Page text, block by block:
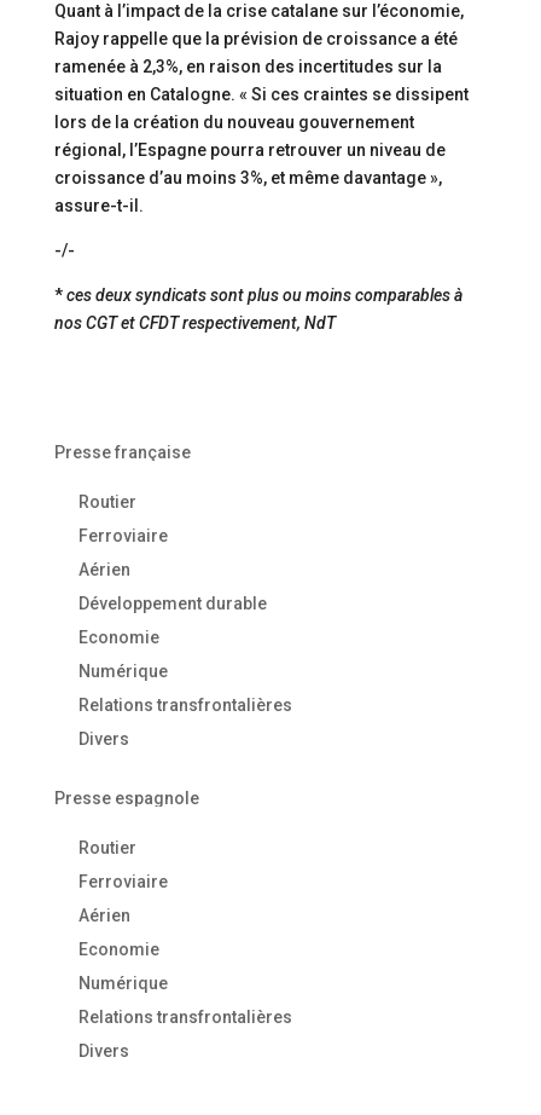
Quant à l’impact de la crise catalane sur l’économie,
Rajoy rappelle que la prévision de croissance a été
ramenée à 2,3%, en raison des incertitudes sur la
situation en Catalogne. « Si ces craintes se dissipent
lors de la création du nouveau gouvernement
régional, l’Espagne pourra retrouver un niveau de
croissance d’au moins 3%, et même davantage »,
assure-t-il.
-/-
*ces deux syndicats sont plus ou moins comparables à
nos CGT et CFDT respectivement, NdT
Presse française
Routier
Ferroviaire
Aérien
Développement durable
Economie
Numérique
Relations transfrontalières
Divers
Presse espagnole
Routier
Ferroviaire
Aérien
Economie
Numérique
Relations transfrontalières
Divers